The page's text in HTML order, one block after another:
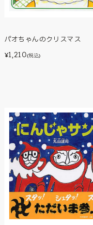
パオちゃんのクリスマス
¥1,210(税込)